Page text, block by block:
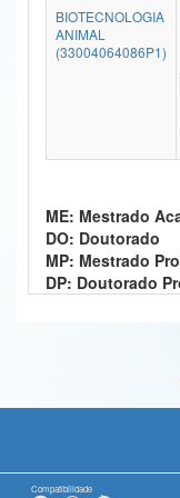
Ministério da Ciência,
Ministério do
Ministério da Mulher, da
Secretaria-Geral
Gabinete de Segurança
Banco Central do Brasil
BIOTECNOLOGIA
ANIMAL
(33004064086P1)
ME: Mestrado
DO: Doutorado
MP: Mestrado
DP: Doutorado
Compatibilidade